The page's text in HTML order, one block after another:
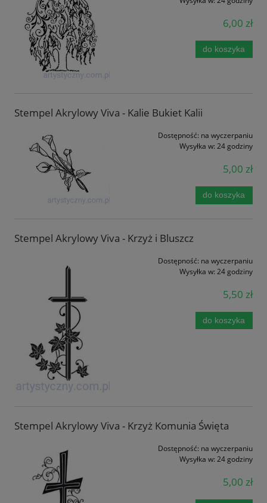
6,00 zł
do koszyka
Stempel Akrylowy Viva - Kalie Bukiet Kalii
Dostępność: na wyczerpaniu
Wysyłka w: 24 godziny
5,00 zł
do koszyka
Stempel Akrylowy Viva - Krzyż i Bluszcz
Dostępność: na wyczerpaniu
Wysyłka w: 24 godziny
5,50 zł
do koszyka
Stempel Akrylowy Viva - Krzyż Komunia Święta
Dostępność: na wyczerpaniu
Wysyłka w: 24 godziny
5,00 zł